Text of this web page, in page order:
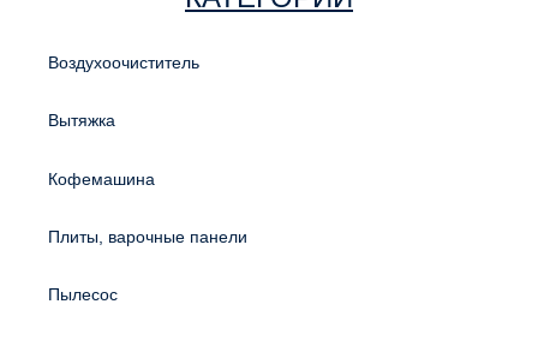
Воздухоочиститель
Вытяжка
Кофемашина
Плиты, варочные панели
Пылесос